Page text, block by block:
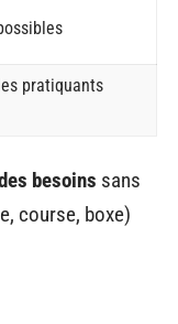
pratiquants
besoins sans
course, boxe)